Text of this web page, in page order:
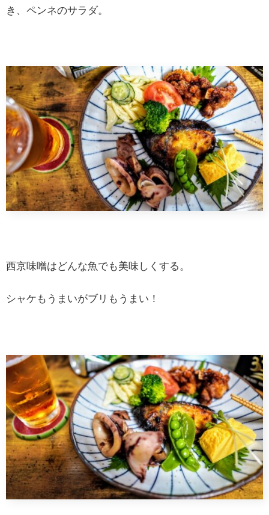
き、ペンネのサラダ。
西京味噌はどんな魚でも美味しくする。
シャケもうまいがブリもうまい！